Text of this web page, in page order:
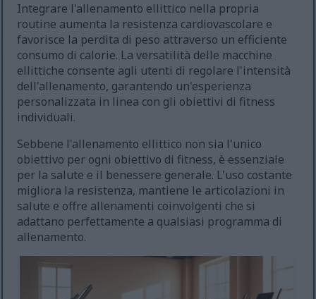
Integrare l'allenamento ellittico nella propria
routine aumenta la resistenza cardiovascolare e
favorisce la perdita di peso attraverso un efficiente
consumo di calorie. La versatilità delle macchine
ellittiche consente agli utenti di regolare l'intensità
dell'allenamento, garantendo un'esperienza
personalizzata in linea con gli obiettivi di fitness
individuali.
Sebbene l'allenamento ellittico non sia l'unico
obiettivo per ogni obiettivo di fitness, è essenziale
per la salute e il benessere generale. L'uso costante
migliora la resistenza, mantiene le articolazioni in
salute e offre allenamenti coinvolgenti che si
adattano perfettamente a qualsiasi programma di
allenamento.